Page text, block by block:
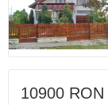
10900 RON